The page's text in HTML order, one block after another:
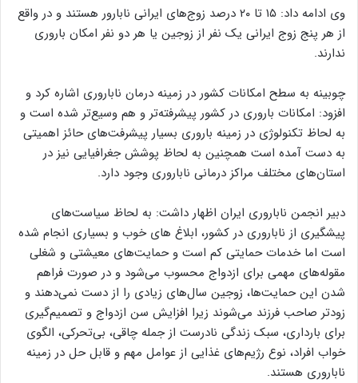
وی ادامه داد: ۱۵ تا ۲۰ درصد زوج‌های ایرانی نابارور هستند و در واقع
از هر پنج زوج ایرانی یک نفر از زوجین یا هر دو نفر امکان باروری
ندارند.
چوبینه به سطح امکانات کشور در زمینه درمان ناباروری اشاره کرد و
افزود: امکانات باروری در کشور پیشرفته‌تر و هم وسیع‌تر شده است و
به لحاظ تکنولوژی در زمینه باروری بسیار پیشرفت‌های حائز اهمیتی
به دست آمده است همچنین به لحاظ پوشش جغرافیایی نیز در
استان‌های مختلف مراکز درمانی ناباروری وجود دارد.
دبیر انجمن ناباروری ایران اظهار داشت: به لحاظ سیاست‌های
پیشگیری از ناباروری در کشور، ابلاغ های خوب و بسیاری انجام شده
است اما خدمات حمایتی کم است و حمایت‌های معیشتی و شغلی
مقوله‌های مهمی برای ازدواج محسوب می‌شود و در صورت فراهم
شدن این حمایت‌ها، زوجین سال‌های زیادی را از دست نمی‌دهند و
زودتر صاحب فرزند می‌شوند زیرا افزایش سن ازدواج و تصمیم‌گیری
برای بارداری، سبک زندگی نادرست از جمله چاقی، بی‌تحرکی، الگوی
خواب افراد، نوع رژیم‌های غذایی از عوامل مهم و قابل حل در زمینه
ناباروری هستند.